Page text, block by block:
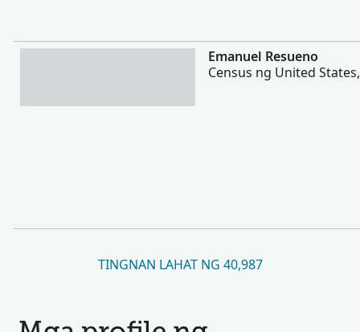
Magpakita ng mas marami
Emanuel Resueno
Census ng United
TINGNAN LAHAT NG 40,987